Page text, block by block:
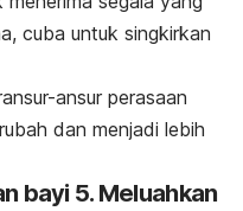
cuba untuk singkirkan
ansur perasaan
dan menjadi lebih
bayi 5. Meluahkan